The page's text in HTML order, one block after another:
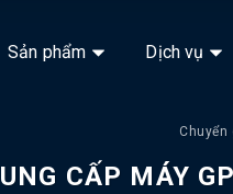
Sản phẩm Dịch vụ
Chuyển
CẤP MÁY